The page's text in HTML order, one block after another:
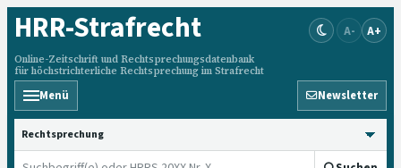
HRR-Strafrecht
Online-Zeitschrift und Rechtsprechungsdatenbank
für höchstrichterliche Rechtsprechung im Strafrecht
A- A+
Menü Newsletter
HRRS durchsuchen